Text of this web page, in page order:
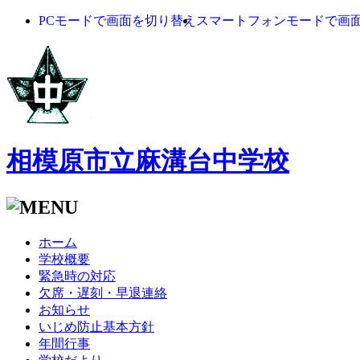
PCモードで画面を切り替え スマートフォンモードで画
相模原市立麻溝台中学校
ホーム
学校概要
緊急時の対応
欠席・遅刻・早退連絡
お知らせ
いじめ防止基本方針
年間行事